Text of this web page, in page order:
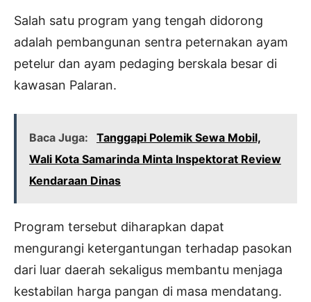
Salah satu program yang tengah didorong
adalah pembangunan sentra peternakan ayam
petelur dan ayam pedaging berskala besar di
kawasan Palaran.
Baca Juga:
Tanggapi Polemik Sewa Mobil,
Wali Kota Samarinda Minta Inspektorat Review
Kendaraan Dinas
Program tersebut diharapkan dapat
mengurangi ketergantungan terhadap pasokan
dari luar daerah sekaligus membantu menjaga
kestabilan harga pangan di masa mendatang.